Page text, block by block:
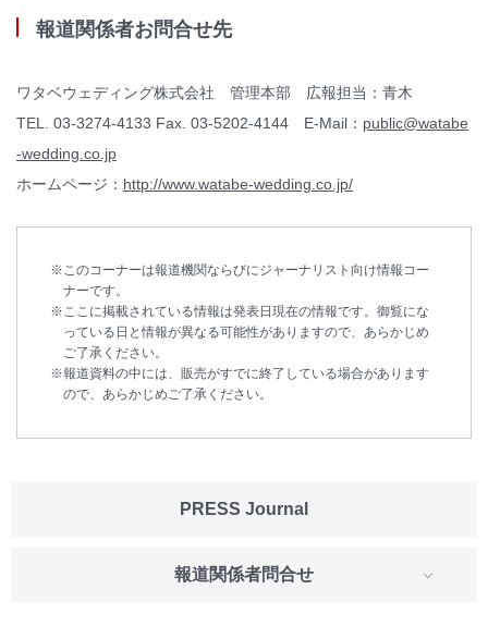
報道関係者お問合せ先
ワタベウェディング株式会社 管理本部 広報担当：青木
TEL. 03-3274-4133 Fax. 03-5202-4144 E-Mail： public@watabe
-wedding.co.jp
ホームページ： http://www.watabe-wedding.co.jp/
このコーナーは報道機関ならびにジャーナリスト向け情報コー
ナーです。
ここに掲載されている情報は発表日現在の情報です。御覧にな
っている日と情報が異なる可能性がありますので、あらかじめ
ご了承ください。
報道資料の中には、販売がすでに終了している場合があります
ので、あらかじめご了承ください。
PRESS Journal
報道関係者問合せ